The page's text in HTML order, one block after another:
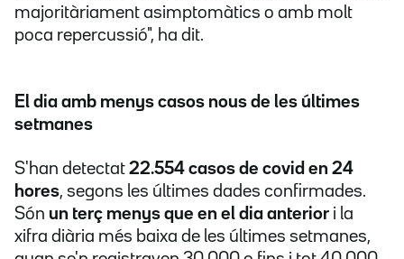
majoritàriament asimptomàtics o amb molt
poca repercussió", ha dit.
El dia amb menys casos nous de les últimes
setmanes
S'han detectat 22.554 casos de covid en 24
hores, segons les últimes dades confirmades.
Són un terç menys que en el dia anterior i la
xifra diària més baixa de les últimes setmanes,